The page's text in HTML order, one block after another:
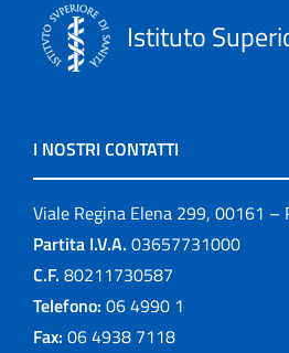
Istituto
I NOSTRI CONTATTI
Viale Regina Elena 299, 00161 –
Partita I.V.A. 03657731000
C.F. 80211730587
Telefono: 06 4990 1
Fax: 06 4938 7118